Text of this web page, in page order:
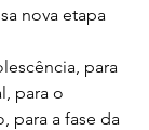
nova etapa
para
para o
para a fase da